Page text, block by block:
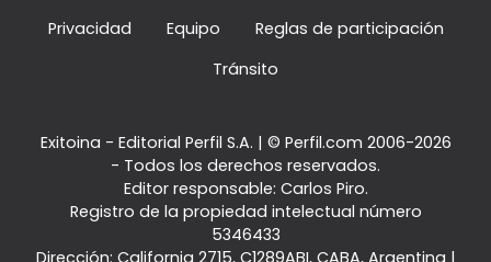
Privacidad
Equipo
Reglas de participación
Tránsito
Exitoina - Editorial Perfil S.A. | © Perfil.com 2006-2026
- Todos los derechos reservados.
Editor responsable: Carlos Piro.
Registro de la propiedad intelectual número
5346433